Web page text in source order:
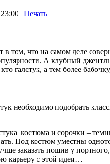
| Печать |
в том, что на самом деле
А клубный
галстук, а тем более
необходимо подобрать
костюма и сорочки –
Под костюм уместны
заказать пошив у
карьеру с этой идеи…